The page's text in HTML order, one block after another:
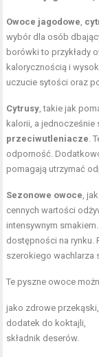
Owoce jagodowe,
wybór dla osób
borówki to przykłady
kalorycznością i
uczucie sytości oraz
Cytrusy, takie jak
kalorii, a
przeciwutleniacze.
odporność.
pomagają utrzymać
Sezonowe owoce,
cennych wartości
intensywnym
dostępności na rynku.
szerokiego wachlarza
Te pyszne owoce
jako zdrowe przekąski,
dodatek do koktajli,
składnik deserów.